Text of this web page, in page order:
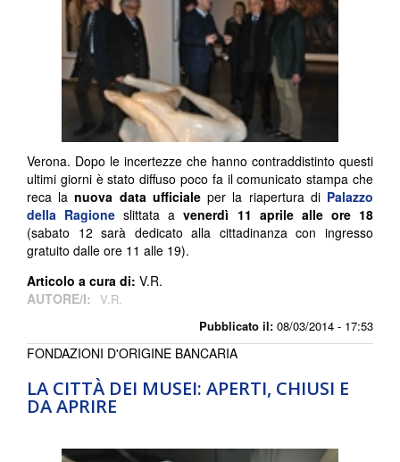
Pubblicato il: 08/03/2014 - 17:53
Verona. Dopo le incertezze che hanno contraddistinto questi
ultimi giorni è stato diffuso poco fa il comunicato stampa che
reca lanuova data ufficialeper la riapertura diPalazzo
della Ragione slittata avenerdì 11 aprile alle ore 18
(sabato 12 sarà dedicato alla cittadinanza con ingresso
gratuito dalle ore 11 alle 19).
Articolo a cura di: V.R.
AUTORE/I: V.R.
LA CITTÀ DEI MUSEI: APERTI, CHIUSI E
DA APRIRE
FONDAZIONI D'ORIGINE BANCARIA